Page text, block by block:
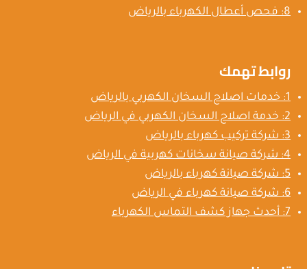
8: فحص أعطال الكهرباء بالرياض
روابط تهمك
1: خدمات اصلاح السخان الكهربي بالرياض
2: خدمة اصلاح السخان الكهربي في الرياض
3: شركة تركيب كهرباء بالرياض
4: شركة صيانة سخانات كهربية في الرياض
5: شركة صيانة كهرباء بالرياض
6: شركة صيانة كهرباء في الرياض
7: أحدث جهاز كشف التماس الكهرباء